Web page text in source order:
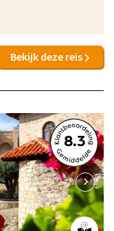
Bekijk deze reis
8.3